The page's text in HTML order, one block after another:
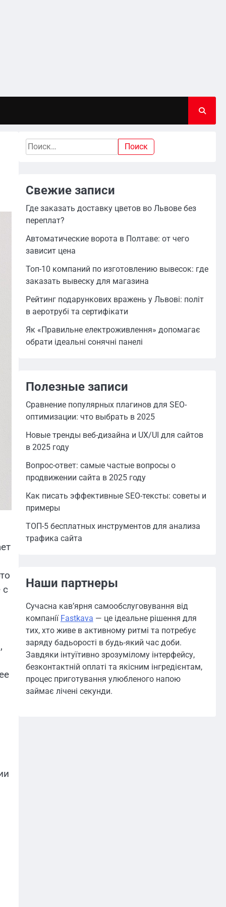
с
Найти:
Свежие записи
Где заказать доставку цветов во Львове без
переплат?
Автоматические ворота в Полтаве: от чего
зависит цена
Топ-10 компаний по изготовлению вывесок: где
заказать вывеску для магазина
Рейтинг подарункових вражень у Львові: політ
в аеротрубі та сертифікати
Як «Правильне електроживлення» допомагає
обрати ідеальні сонячні панелі
Полезные записи
Сравнение популярных плагинов для SEO-
оптимизации: что выбрать в 2025
Новые тренды веб-дизайна и UX/UI для сайтов
в 2025 году
Вопрос-ответ: самые частые вопросы о
продвижении сайта в 2025 году
Как писать эффективные SEO-тексты: советы и
примеры
ТОП-5 бесплатных инструментов для анализа
трафика сайта
Наши партнеры
Сучасна кав’ярня самообслуговування від
компанії Fastkava — це ідеальне рішення для
тих, хто живе в активному ритмі та потребує
заряду бадьорості в будь-який час доби.
Завдяки інтуїтивно зрозумілому інтерфейсу,
безконтактній оплаті та якісним інгредієнтам,
процес приготування улюбленого напою
займає лічені секунди.